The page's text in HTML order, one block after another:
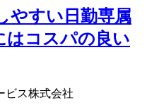
やすい日勤専属
はコスパの良い
ビス株式会社